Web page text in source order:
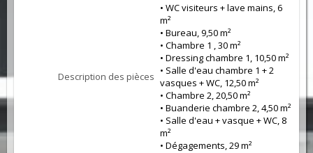
Description des pièces
• WC visiteurs + lave mains, 6
m²
• Bureau, 9,50 m²
• Chambre 1 , 30 m²
• Dressing chambre 1, 10,50 m²
• Salle d'eau chambre 1 + 2
vasques + WC, 12,50 m²
• Chambre 2, 20,50 m²
• Buanderie chambre 2, 4,50 m²
• Salle d'eau + vasque + WC, 8
m²
• Dégagements, 29 m²